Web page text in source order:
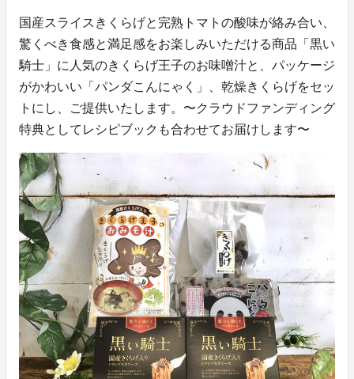
国産スライスきくらげと完熟トマトの酸味が絡み合い、
驚くべき食感と満足感をお楽しみいただける商品「黒い
騎士」に人気のきくらげ王子のお味噌汁と、パッケージ
がかわいい「パンダこんにゃく」、乾燥きくらげをセッ
トにし、ご提供いたします。〜クラウドファンディング
特典としてレシピブックも合わせてお届けします〜